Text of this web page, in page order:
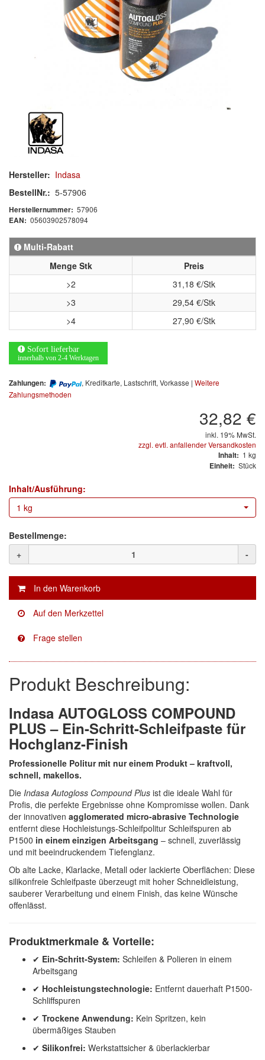
MARKEN
(1)
(2)
Colad
EVERCOAT
Facdos
Finixa
Indasa
(8)
Mirka
(3)
Prevost
Proma
(21)
Sia
Wibeco
ZVG
Hersteller: Indasa
BestellNr.: 5-57906
Herstellernummer: 57906
EAN: 05603902578094
Multi-Rabatt
Menge Stk
Preis
>2
31,18 €/Stk
>3
29,54 €/Stk
>4
27,90 €/Stk
Sofort lieferbar
innerhalb von 2-4 Werktagen
Zahlungen: , Kreditkarte, Lastschrift, Vorkasse | Weitere
Zahlungsmethoden
32,82 €
inkl. 19% MwSt.
zzgl. evtl. anfallender Versandkosten
Inhalt: 1 kg
Einheit: Stück
Inhalt/Ausführung:
1 kg
Bestellmenge:
+
-
Produkt Beschreibung:
Indasa AUTOGLOSS COMPOUND
PLUS – Ein-Schritt-Schleifpaste für
Hochglanz-Finish
Professionelle Politur mit nur einem Produkt – kraftvoll,
schnell, makellos.
Die Indasa Autogloss Compound Plus ist die ideale Wahl für
Profis, die perfekte Ergebnisse ohne Kompromisse wollen. Dank
der innovativen agglomerated micro-abrasive Technologie
entfernt diese Hochleistungs-Schleifpolitur Schleifspuren ab
P1500 in einem einzigen Arbeitsgang – schnell, zuverlässig
und mit beeindruckendem Tiefenglanz.
Ob alte Lacke, Klarlacke, Metall oder lackierte Oberflächen: Diese
silikonfreie Schleifpaste überzeugt mit hoher Schneidleistung,
sauberer Verarbeitung und einem Finish, das keine Wünsche
offenlässt.
Produktmerkmale & Vorteile:
✔ Ein-Schritt-System: Schleifen & Polieren in einem
Arbeitsgang
✔ Hochleistungstechnologie: Entfernt dauerhaft P1500-
Schliffspuren
✔ Trockene Anwendung: Kein Spritzen, kein
übermäßiges Stauben
✔ Silikonfrei: Werkstattsicher & überlackierbar